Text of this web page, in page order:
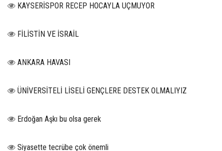
KAYSERİSPOR RECEP HOCAYLA UÇMUYOR
FİLİSTİN VE İSRAİL
ANKARA HAVASI
ÜNİVERSİTELİ LİSELİ GENÇLERE DESTEK OLMALIYIZ
Erdoğan Aşkı bu olsa gerek
Siyasette tecrübe çok önemli